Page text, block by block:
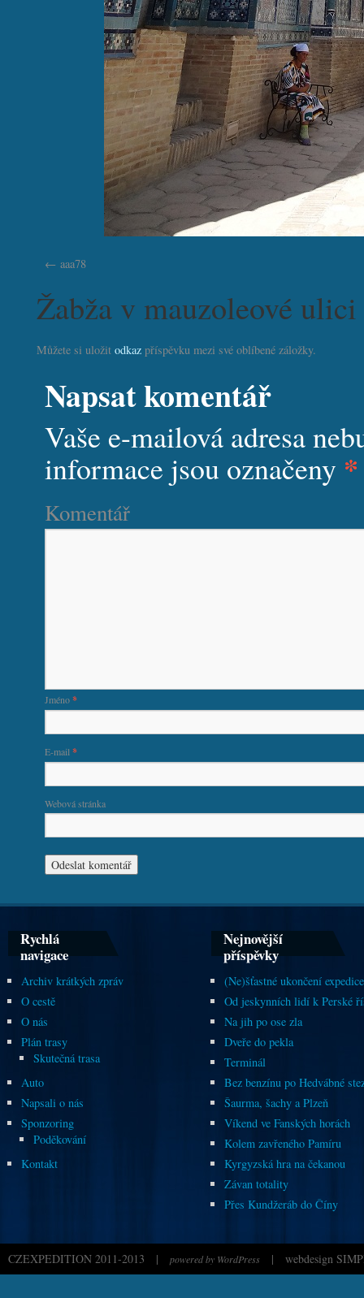
aaa78
Žabža v mauzoleové ulici
Můžete si uložit odkaz příspěvku mezi své oblíbené záložky.
Napsat komentář
Vaše e-mailová adresa
informace jsou označeny *
Komentář
Jméno*
E-mail *
Webová stránka
Rychlá
navigace
Archiv krátkých zpráv
O cestě
O nás
Plán trasy
Skutečná trasa
Auto
Napsali o nás
Sponzoring
Poděkování
Kontakt
Nejnovější
příspěvky
(Ne)šťastné ukončení expedice
Od jeskynních lidí k Perské
Na jih po ose zla
Dveře do pekla
Terminál
Bez benzínu po Hedvábné
Šaurma, šachy a Plzeň
Víkend ve Fanských horách
Kolem zavřeného Pamíru
Kyrgyzská hra na čekanou
Závan totality
Přes Kundžeráb do Číny
CZEXPEDITION 2011-2013 | powered by WordPress | webdesign